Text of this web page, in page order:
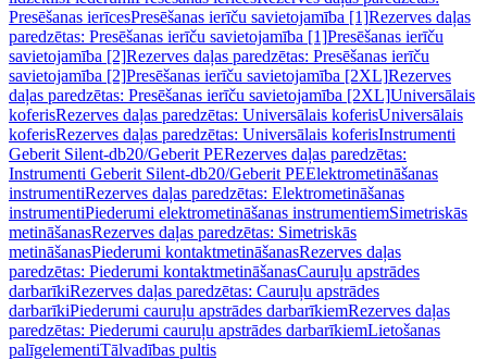
Presēšanas ierīcesPresēšanas ierīču savietojamība [1]Rezerves daļas
paredzētas: Presēšanas ierīču savietojamība [1]Presēšanas ierīču
savietojamība [2]Rezerves daļas paredzētas: Presēšanas ierīču
savietojamība [2]Presēšanas ierīču savietojamība [2XL]Rezerves
daļas paredzētas: Presēšanas ierīču savietojamība [2XL]Universālais
koferisRezerves daļas paredzētas: Universālais koferisUniversālais
koferisRezerves daļas paredzētas: Universālais koferisInstrumenti
Geberit Silent-db20/Geberit PERezerves daļas paredzētas:
Instrumenti Geberit Silent-db20/Geberit PEElektrometināšanas
instrumentiRezerves daļas paredzētas: Elektrometināšanas
instrumentiPiederumi elektrometināšanas instrumentiemSimetriskās
metināšanasRezerves daļas paredzētas: Simetriskās
metināšanasPiederumi kontaktmetināšanasRezerves daļas
paredzētas: Piederumi kontaktmetināšanasCauruļu apstrādes
darbarīkiRezerves daļas paredzētas: Cauruļu apstrādes
darbarīkiPiederumi cauruļu apstrādes darbarīkiemRezerves daļas
paredzētas: Piederumi cauruļu apstrādes darbarīkiemLietošanas
palīgelementiTālvadības pultis